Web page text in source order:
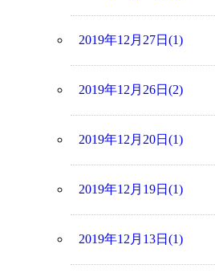
2019年12月27日(1)
2019年12月26日(2)
2019年12月20日(1)
2019年12月19日(1)
2019年12月13日(1)